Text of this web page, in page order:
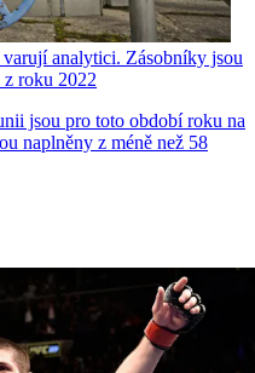
analytici. Zásobníky jsou
z roku 2022
jsou pro toto období roku na
naplněny z méně než 58